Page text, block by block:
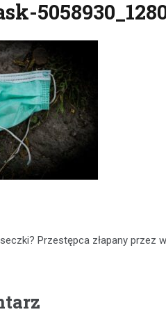
Przestępca złapany przez